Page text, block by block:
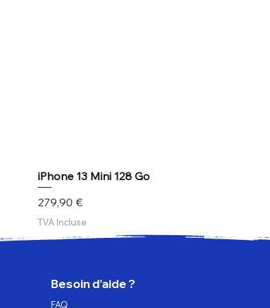
iPhone 13 Mini 128 Go
Prix
279,90 €
TVA Incluse
Besoin d’aide ?
FAQ